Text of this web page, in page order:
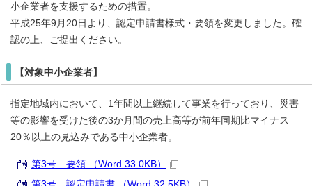
小企業者を支援するための措置。
平成25年9月20日より、認定申請書様式・要領を変更しました。確
認の上、ご提出ください。
【対象中小企業者】
指定地域内において、1年間以上継続して事業を行っており、災害
等の影響を受けた後の3か月間の売上高等が前年同期比マイナス
20％以上の見込みである中小企業者。
第3号 要領 （Word 33.0KB）